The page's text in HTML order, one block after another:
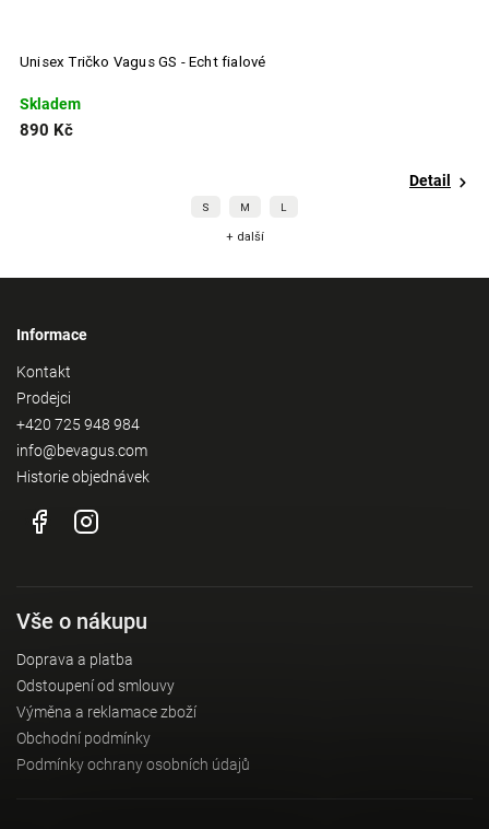
Unisex Tričko Vagus GS - Echt fialové
Skladem
890 Kč
Detail
S M L
+ další
Informace
Kontakt
Prodejci
+420 725 948 984
info@bevagus.com
Historie objednávek
Vše o nákupu
Doprava a platba
Odstoupení od smlouvy
Výměna a reklamace zboží
Obchodní podmínky
Podmínky ochrany osobních údajů